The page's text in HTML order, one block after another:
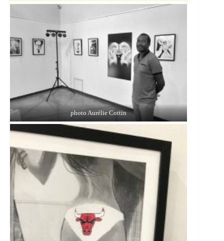
photo Aurélie Cottin